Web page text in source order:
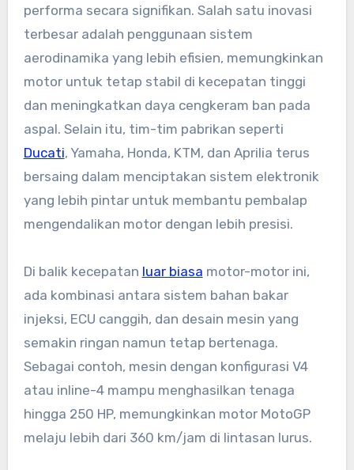
performa secara signifikan. Salah satu inovasi
terbesar adalah penggunaan sistem
aerodinamika yang lebih efisien, memungkinkan
motor untuk tetap stabil di kecepatan tinggi
dan meningkatkan daya cengkeram ban pada
aspal. Selain itu, tim-tim pabrikan seperti
Ducati, Yamaha, Honda, KTM, dan Aprilia terus
bersaing dalam menciptakan sistem elektronik
yang lebih pintar untuk membantu pembalap
mengendalikan motor dengan lebih presisi.
Di balik kecepatan luar biasa motor-motor ini,
ada kombinasi antara sistem bahan bakar
injeksi, ECU canggih, dan desain mesin yang
semakin ringan namun tetap bertenaga.
Sebagai contoh, mesin dengan konfigurasi V4
atau inline-4 mampu menghasilkan tenaga
hingga 250 HP, memungkinkan motor MotoGP
melaju lebih dari 360 km/jam di lintasan lurus.